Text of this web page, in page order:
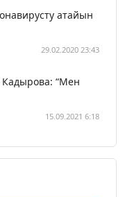
атайын
29.02.2020 23:43
“Мен
15.09.2021 6:18